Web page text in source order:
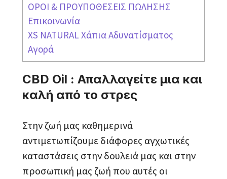
ΟΡΟΙ & ΠΡΟΥΠΟΘΕΣΕΙΣ ΠΩΛΗΣΗΣ
Επικοινωνία
XS NATURAL Χάπια Αδυνατίσματος
Αγορά
CBD Oil : Απαλλαγείτε μια και
καλή από το στρες
Στην ζωή μας καθημερινά
αντιμετωπίζουμε διάφορες αγχωτικές
καταστάσεις στην δουλειά μας και στην
προσωπική μας ζωή που αυτές οι